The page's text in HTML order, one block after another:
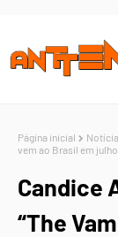
Página inicial
vem ao Brasil em julho
Candice
“The